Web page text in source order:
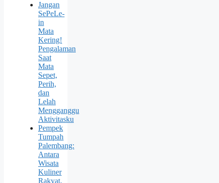
Jangan
SePeLe-
in
Mata
Kering!
Pengalaman
Saat
Mata
Sepet,
Perih,
dan
Lelah
Mengganggu
Aktivitasku
Pempek
Tumpah
Palembang:
Antara
Wisata
Kuliner
Rakyat,